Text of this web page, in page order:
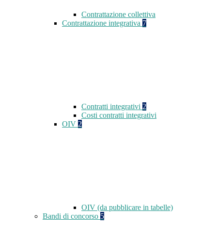
Contrattazione collettiva
Contrattazione integrativa 7
Contratti integrativi 2
Costi contratti integrativi
OIV 2
OIV (da pubblicare in tabelle)
Bandi di concorso 5